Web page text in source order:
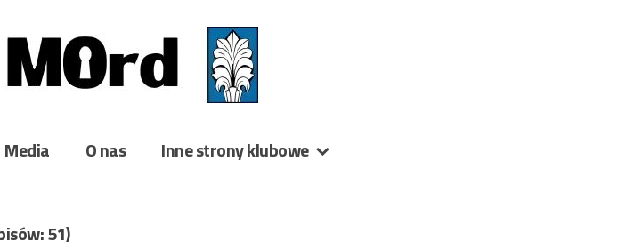
Media O nas Inne strony klubowe
51)